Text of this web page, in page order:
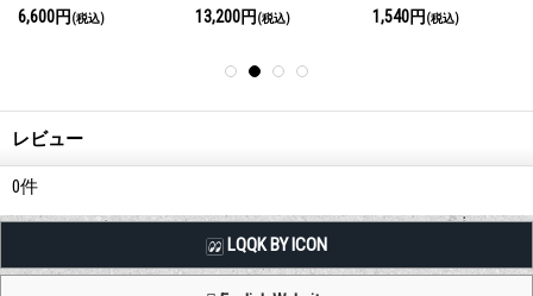
6,600円 (税込)
13,200円 (税込)
1,540円 (税込)
レビュー
0件
LQQK BY ICON